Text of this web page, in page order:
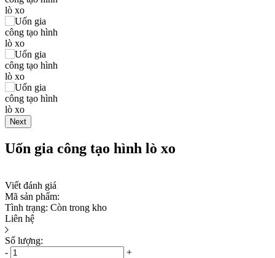
Next
Uốn gia công tạo hình lò xo
Viết đánh giá
Mã sản phẩm:
Tình trạng: Còn trong kho
Liên hệ
Số lượng:
-
+